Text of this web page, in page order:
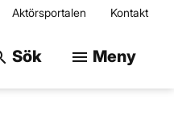
Aktörsportalen Kontakt
Sök Sök på
menu Meny